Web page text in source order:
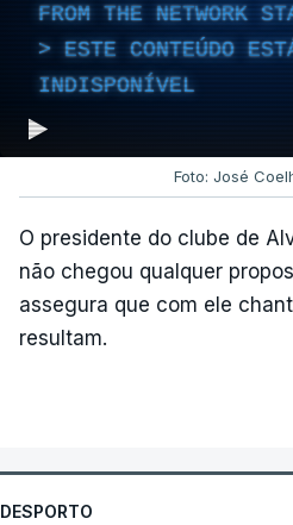
FROM THE NETWORK
ESTE CONTEÚDO
INDISPONÍVEL
Foto: José
O presidente do clube de
não chegou qualquer
assegura que com ele
resultam.
DESPORTO